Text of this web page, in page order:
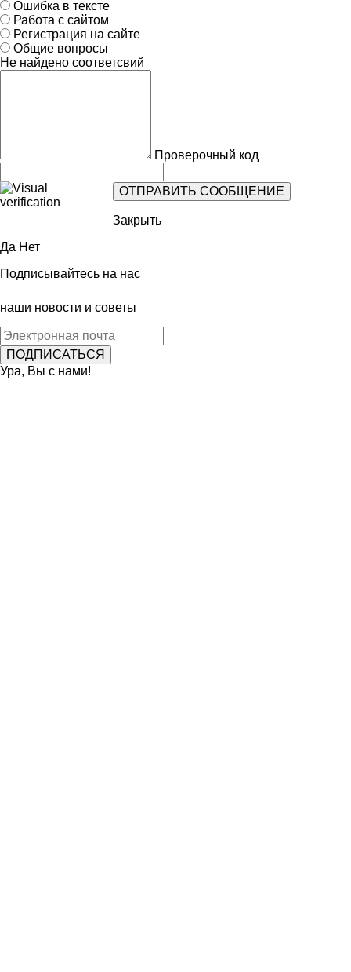
Ошибка в тексте
Работа с сайтом
Регистрация на сайте
Общие вопросы
Не найдено соответсвий
Проверочный код
Закрыть
Да Нет
Подписывайтесь на нас
наши новости и советы
Ура, Вы с нами!